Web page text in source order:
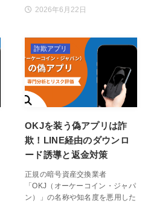
2026年6月22日
OKJを装う偽アプリは詐
欺！LINE経由のダウンロ
ード誘導と返金対策
正規の暗号資産交換業者
「OKJ（オーケーコイン・ジャパ
ン）」の名称や知名度を悪用した
詐欺アプリ